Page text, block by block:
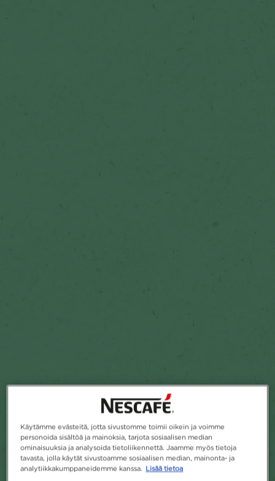
Käytämme evästeitä, jotta sivustomme toimii oikein ja voimme
personoida sisältöä ja mainoksia, tarjota sosiaalisen median
ominaisuuksia ja analysoida tietoliikennettä. Jaamme myös tietoja
tavasta, jolla käytät sivustoamme sosiaalisen median, mainonta- ja
analytiikkakumppaneidemme kanssa. Lisää tietoa